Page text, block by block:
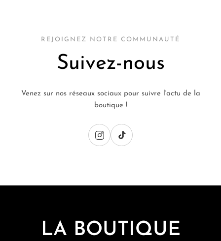
REJOIGNEZ NOTRE COMMUNAUTÉ
Suivez-nous
Venez sur nos réseaux sociaux pour suivre l'actu de la
boutique !
LA BOUTIQUE